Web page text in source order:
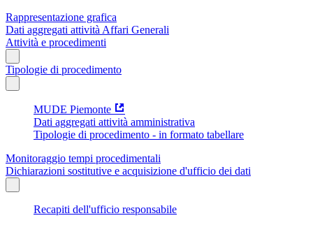
Rappresentazione grafica
Dati aggregati attività Affari Generali
Attività e procedimenti
Tipologie di procedimento
MUDE Piemonte
Dati aggregati attività amministrativa
Tipologie di procedimento - in formato tabellare
Monitoraggio tempi procedimentali
Dichiarazioni sostitutive e acquisizione d'ufficio dei dati
Recapiti dell'ufficio responsabile